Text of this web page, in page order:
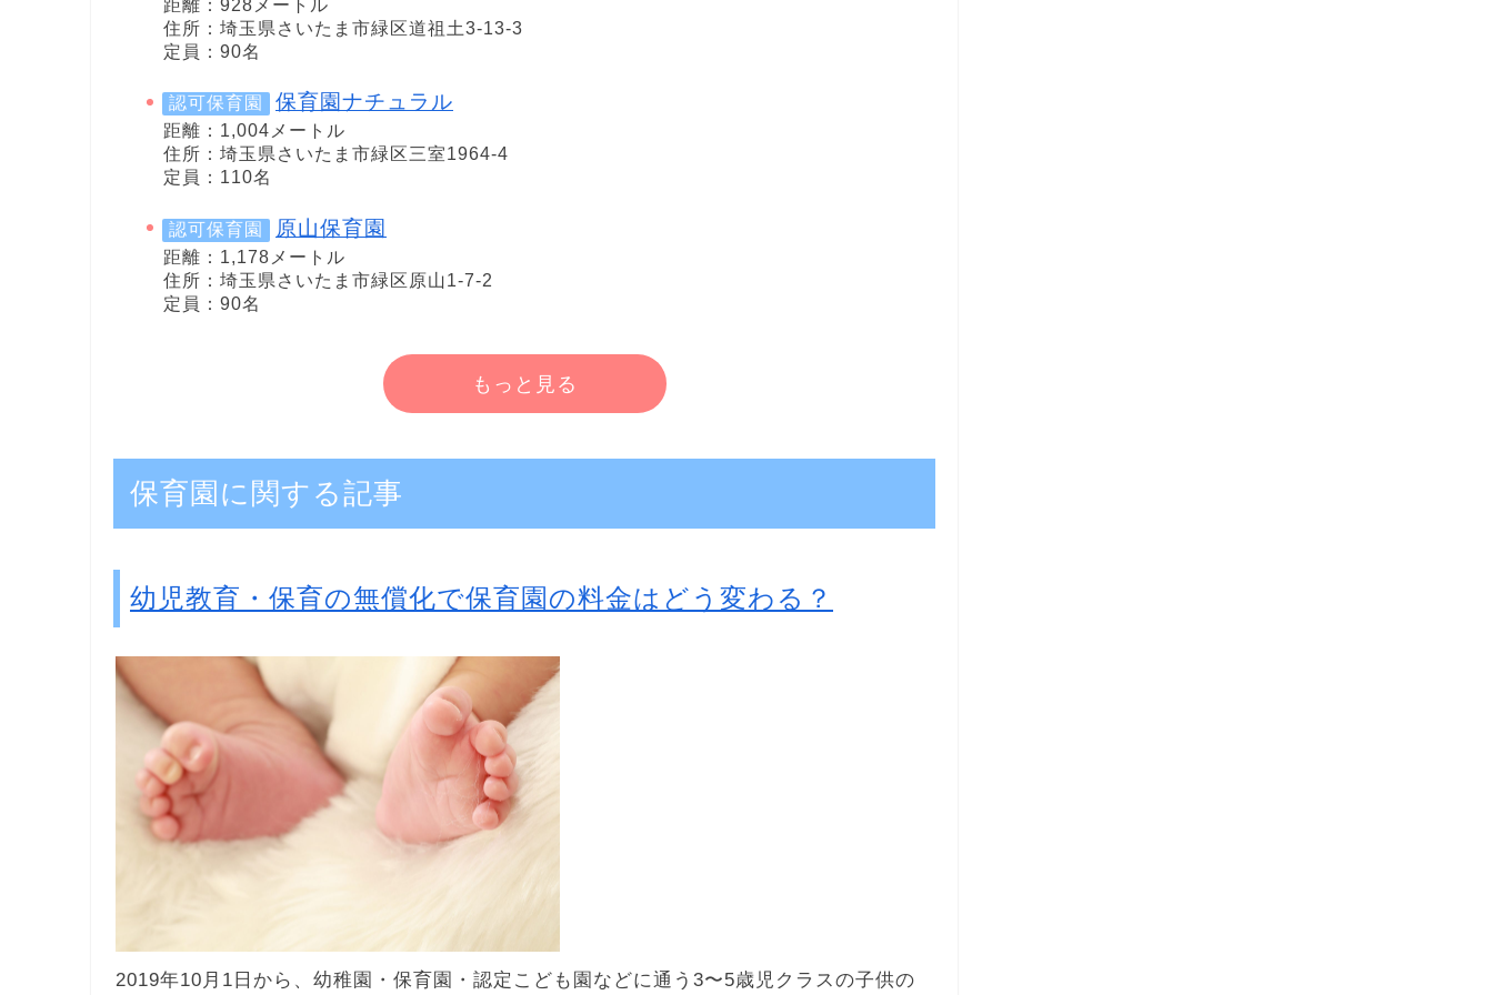
距離：928メートル
住所：埼玉県さいたま市緑区道祖土3-13-3
定員：90名
認可保育園 保育園ナチュラル
距離：1,004メートル
住所：埼玉県さいたま市緑区三室1964-4
定員：110名
認可保育園 原山保育園
距離：1,178メートル
住所：埼玉県さいたま市緑区原山1-7-2
定員：90名
もっと見る
保育園に関する記事
幼児教育・保育の無償化で保育園の料金はどう変わる？
2019年10月1日から、幼稚園・保育園・認定こども園などに通う3〜5歳児クラスの子供の